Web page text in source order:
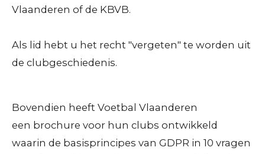
Vlaanderen of de KBVB.
Als lid hebt u het recht "vergeten" te worden uit
de clubgeschiedenis.
Bovendien heeft Voetbal Vlaanderen
een brochure voor hun clubs ontwikkeld
waarin de basisprincipes van GDPR in 10 vragen